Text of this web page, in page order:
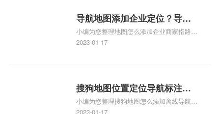
服务中心位置、抖音突然不显示定位了相关
地图标注知识，详情可查看下方正文！
导航地图添加企业定位？导航
定位企业？
小编为您整理地图怎么添加企业商家指路人
地图标注服务中心铺名称、地图怎么添加企
添加企业、地图如何添加企业相关地图标注
知识，详情可查看下方正文！
2023-01-17
搜狗地图位置定位导航标注？
搜狗地图位置定位,导航,标注？
小编为您整理搜狗地图怎么添加离线导航搜
狗地图离线导航怎么用、搜狗地图导航卫星
2023-01-17